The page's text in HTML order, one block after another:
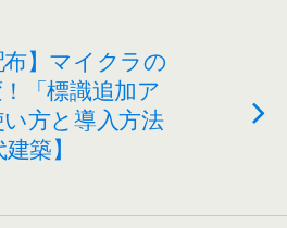
布】マイクラの
「標識追加ア
方と導入方法
築】